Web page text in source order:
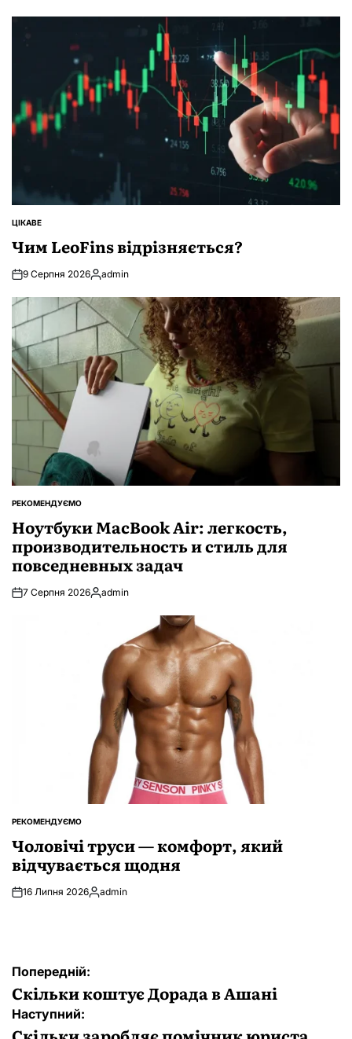
ОПУБЛІКУВАТИ
ЦІКАВЕ
Чим LeoFins відрізняється?
9 Серпня 2026Опубліковано
admin
ОПУБЛІКУВАТИ
РЕКОМЕНДУЄМО
Ноутбуки MacBook Air: легкость,
производительность и стиль для
повседневных задач
7 Серпня 2026Опубліковано
admin
ОПУБЛІКУВАТИ
РЕКОМЕНДУЄМО
Чоловічі труси — комфорт, який
відчувається щодня
16 Липня 2026Опубліковано
admin
Навігація
записів
Попередній:
Скільки коштує Дорада в Ашані
Наступний: